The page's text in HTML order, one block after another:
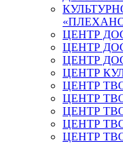
ЦЕНТР
ЦЕНТР
ЦЕНТР
ЦЕНТР
ЦЕНТР
ЦЕНТР
ЦЕНТР
ЦЕНТР
ЦЕНТР